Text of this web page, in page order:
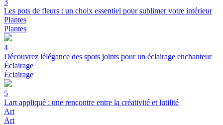
Les pots de fleurs : un choix essentiel pour sublimer votre intérieur
Plantes
Plantes
4
Découvrez lélégance des spots joints pour un éclairage enchanteur
Éclairage
Éclairage
5
Lart appliqué : une rencontre entre la créativité et lutilité
Art
Art